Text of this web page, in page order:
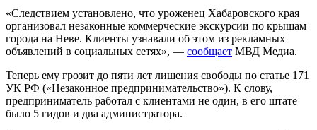
«Следствием установлено, что уроженец Хабаровского края
организовал незаконные коммерческие экскурсии по крышам
города на Неве. Клиенты узнавали об этом из рекламных
объявлений в социальных сетях», — сообщает МВД Медиа.
Теперь ему грозит до пяти лет лишения свободы по статье 171
УК РФ («Незаконное предпринимательство»). К слову,
предприниматель работал с клиентами не один, в его штате
было 5 гидов и два администратора.